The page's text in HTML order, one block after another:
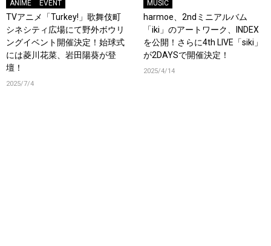
ANIME EVENT
TVアニメ「Turkey!」歌舞伎町
シネシティ広場にて野外ボウリ
ングイベント開催決定！始球式
には菱川花菜、岩田陽葵が登
壇！
2025/7/4
MUSIC
harmoe、2ndミニアルバム
「iki」のアートワーク、INDEX
を公開！さらに4th LIVE「siki」
が2DAYSで開催決定！
2025/4/14